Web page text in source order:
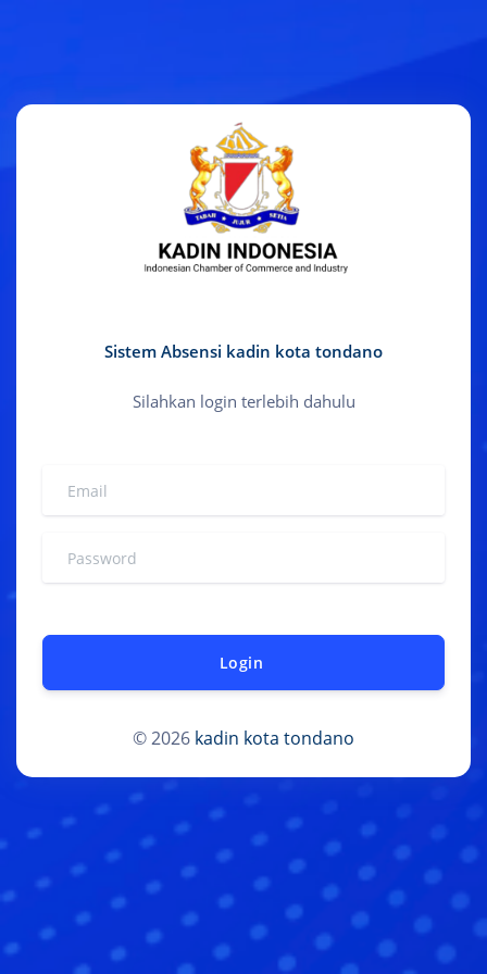
Sistem Absensi kadin kota tondano
Silahkan login terlebih dahulu
Login
© 2026 kadin kota tondano